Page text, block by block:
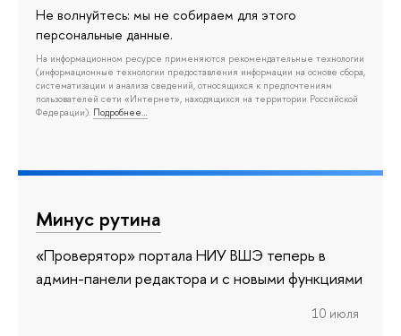
Не волнуйтесь: мы не собираем для этого
персональные данные.
На информационном ресурсе применяются рекомендательные технологии
(информационные технологии предоставления информации на основе сбора,
систематизации и анализа сведений, относящихся к предпочтениям
пользователей сети «Интернет», находящихся на территории Российской
Федерации). Подробнее…
Минус рутина
«Проверятор» портала НИУ ВШЭ теперь в
админ-панели редактора и с новыми функциями
10 июля